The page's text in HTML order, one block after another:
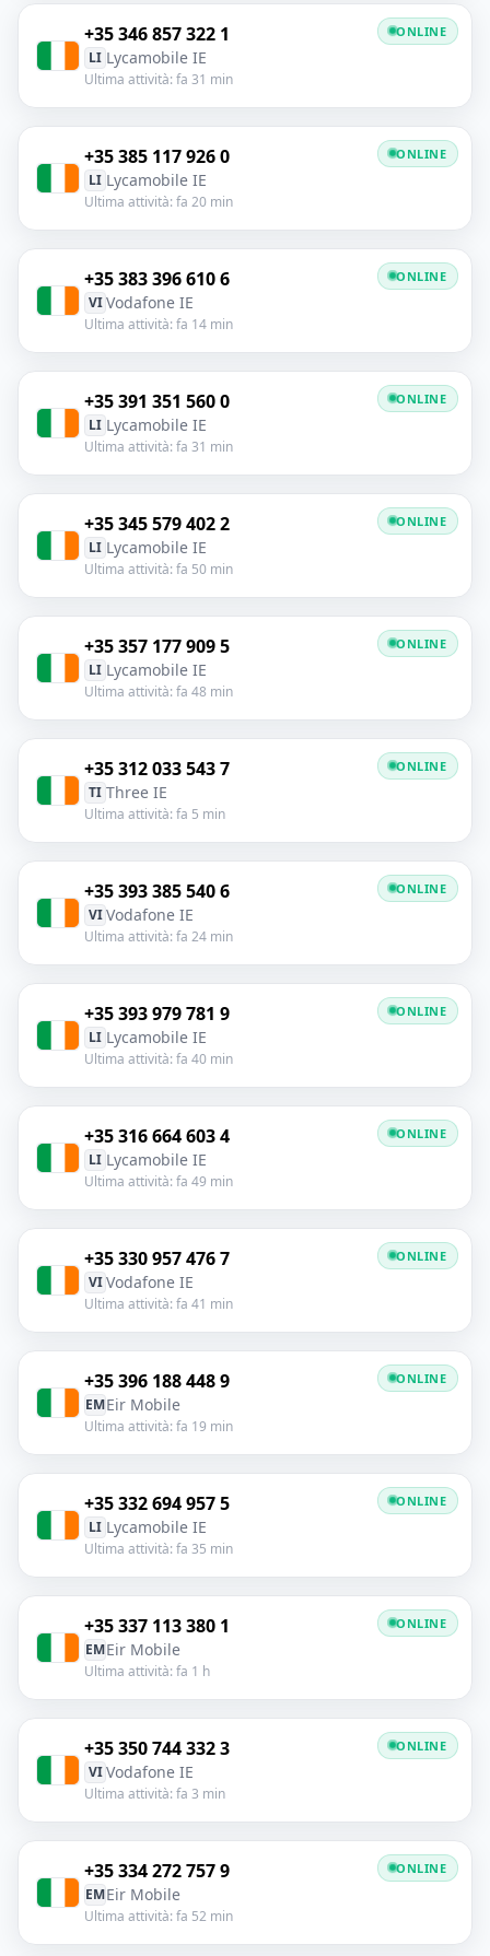
+35 346 857 322 1
LI Lycamobile IE
Ultima attività: fa 31 min
ONLINE
+35 385 117 926 0
LI Lycamobile IE
Ultima attività: fa 20 min
ONLINE
+35 383 396 610 6
VI Vodafone IE
Ultima attività: fa 14 min
ONLINE
+35 391 351 560 0
LI Lycamobile IE
Ultima attività: fa 31 min
ONLINE
+35 345 579 402 2
LI Lycamobile IE
Ultima attività: fa 50 min
ONLINE
+35 357 177 909 5
LI Lycamobile IE
Ultima attività: fa 48 min
ONLINE
+35 312 033 543 7
TI Three IE
Ultima attività: fa 5 min
ONLINE
+35 393 385 540 6
VI Vodafone IE
Ultima attività: fa 24 min
ONLINE
+35 393 979 781 9
LI Lycamobile IE
Ultima attività: fa 40 min
ONLINE
+35 316 664 603 4
LI Lycamobile IE
Ultima attività: fa 49 min
ONLINE
+35 330 957 476 7
VI Vodafone IE
Ultima attività: fa 41 min
ONLINE
+35 396 188 448 9
EMEir Mobile
Ultima attività: fa 19 min
ONLINE
+35 332 694 957 5
LI Lycamobile IE
Ultima attività: fa 35 min
ONLINE
+35 337 113 380 1
EMEir Mobile
Ultima attività: fa 1 h
ONLINE
+35 350 744 332 3
VI Vodafone IE
Ultima attività: fa 3 min
ONLINE
+35 334 272 757 9
EMEir Mobile
Ultima attività: fa 52 min
ONLINE